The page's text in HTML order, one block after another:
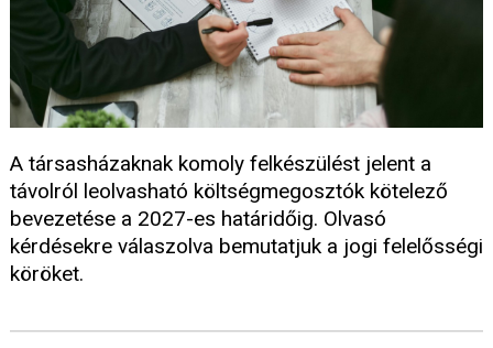
A társasházaknak komoly felkészülést jelent a
távolról leolvasható költségmegosztók kötelező
bevezetése a 2027-es határidőig. Olvasó
kérdésekre válaszolva bemutatjuk a jogi felelősségi
köröket.